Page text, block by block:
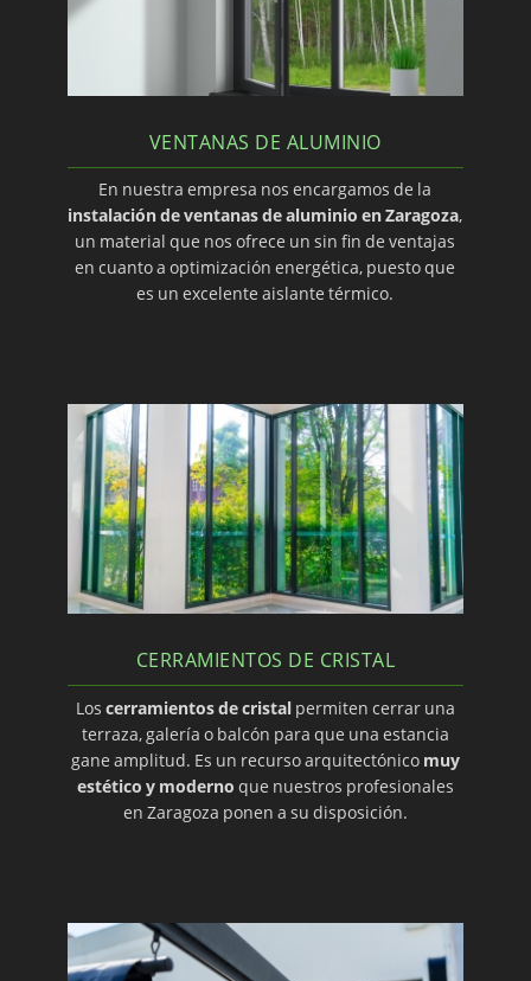
VENTANAS DE ALUMINIO
En nuestra empresa nos encargamos de la
instalación de ventanas de aluminio en Zaragoza,
un material que nos ofrece un sin fin de ventajas
en cuanto a optimización energética, puesto que
es un excelente aislante térmico.
CERRAMIENTOS DE CRISTAL
Los cerramientos de cristalpermiten cerrar una
terraza, galería o balcón para que una estancia
gane amplitud. Es un recurso arquitectónico muy
estético y moderno que nuestros profesionales
en Zaragoza ponen a su disposición.